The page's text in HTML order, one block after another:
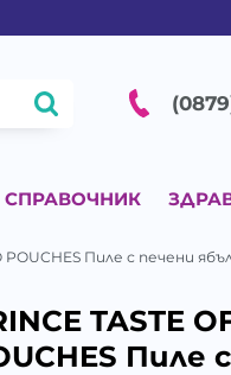
СПРАВОЧНИК
POUCHES Пиле с печени
TASTE